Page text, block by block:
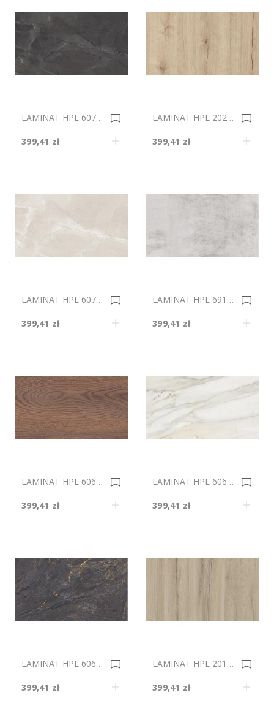
LAMINAT HPL 60714/SM 4100x1320X0,5 0034885
399,41 zł
LAMINAT HPL 20230/OV 4100X1320x0,5 0034766
399,41 zł
LAMINAT HPL 60704/SM 4100x1320X0,5 0034739
399,41 zł
LAMINAT HPL 6915/TO 4100X1320X0,5 0034421
399,41 zł
LAMINAT HPL 60664/OW 4100x1320X0,5 0034298
399,41 zł
LAMINAT HPL 60694/VL 4100x1320X0,5 0034281
399,41 zł
LAMINAT HPL 60684 SA 4100x1320X0,5 0034238
399,41 zł
LAMINAT HPL 20110/OV 4100x1320X0,5 0034190
399,41 zł